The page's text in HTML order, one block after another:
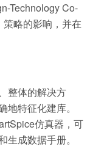
Technology Co-
略的影响，并在
整体的解决方
特征化建库。
仿真器，可
成数据手册。